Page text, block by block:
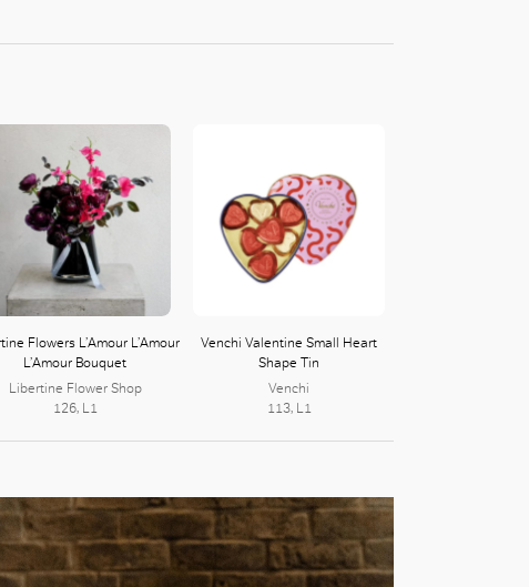
Flowers L’Amour L’Amour
L’Amour Bouquet
Libertine Flower Shop
126, L1
Venchi Valentine Small Heart
Shape Tin
Venchi
113, L1